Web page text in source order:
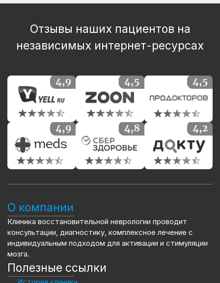
Отзывы наших пациентов на
независимых интернет-ресурсах
О компании
Клиника восстановительной неврологии проводит
консультации, диагностику, комплексное лечение с
индивидуальным подходом для активации и стимуляции
мозга.
Полезные ссылки